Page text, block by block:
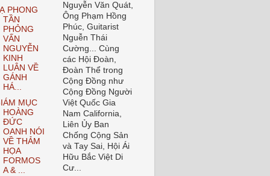
PHONG
TẦN
PHỎNG
VẤN
NGUYỄN
KINH
LUÂN VỀ
GÁNH
HÁ...
MỤC
HOÀNG
ĐỨC
OANH NÓI
VỀ THẢM
HỌA
FORMOS
A & ...
Nguyễn Văn Quát,
Ông Phạm Hồng
Phúc, Guitarist
Nguễn Thái
Cường... Cùng
các Hội Đoàn,
Đoàn Thể trong
Cộng Đồng như
Cộng Đồng Người
Việt Quốc Gia
Nam California,
Liên Ủy Ban
Chống Cộng Sản
và Tay Sai, Hội Ái
Hữu Bắc Việt Di
Cư...